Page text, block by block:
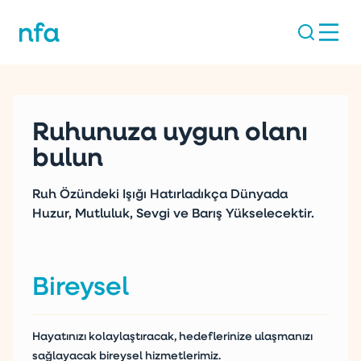
Ruhunuza uygun olanı
bulun
Ruh Özündeki Işığı Hatırladıkça Dünyada
Huzur, Mutluluk, Sevgi ve Barış Yükselecektir.
Bireysel
Hayatınızı kolaylaştıracak, hedeflerinize ulaşmanızı
sağlayacak bireysel hizmetlerimiz.